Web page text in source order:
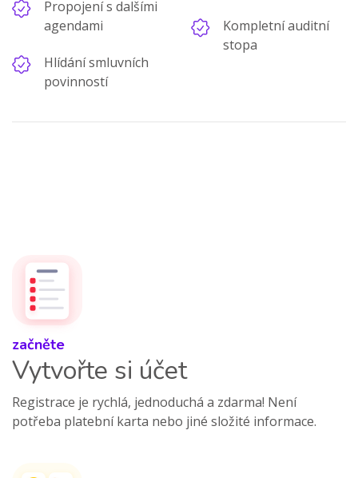
Propojení s dalšími
agendami
Hlídání smluvních
povinností
Kompletní auditní
stopa
začněte
Vytvořte si účet
Registrace je rychlá, jednoduchá a zdarma! Není
potřeba platební karta nebo jiné složité informace.